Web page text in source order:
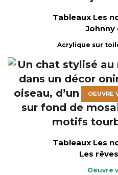
Tableaux Les
Johnny
Acrylique sur
OEUVRE
Tableaux Les
Les
Oeuvre